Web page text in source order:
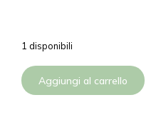
1 disponibili
Aggiungi al carrello